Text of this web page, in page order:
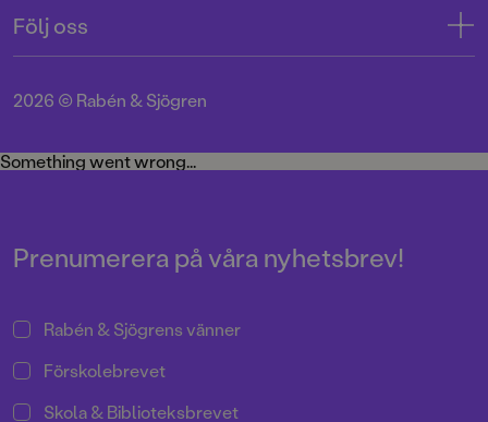
103 12 Stockholm
Org.nr: 556045-7748
Användarvillkor intressenter
Integritetspolicy
Cookie Policy
Miljö och hållbarhet
Följ oss
Instagram
Twitter
2026 © Rabén & Sjögren
Something went wrong...
Prenumerera på våra nyhetsbrev!
Rabén & Sjögrens vänner
Förskolebrevet
Skola & Biblioteksbrevet